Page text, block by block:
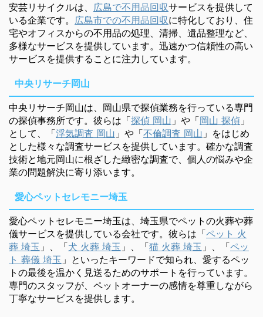
安芸リサイクルは、 広島で不用品回収サービスを提供して
いる企業です。 広島市での不用品回収に特化しており、住
宅やオフィスからの不用品の処理、清掃、遺品整理など、
多様なサービスを提供しています。迅速かつ信頼性の高い
サービスを提供することに注力しています。
中央リサーチ岡山
中央リサーチ岡山は、岡山県で探偵業務を行っている専門
の探偵事務所です。彼らは「探偵 岡山 」や「岡山 探偵 」
として、「浮気調査 岡山 」や「不倫調査 岡山 」をはじめ
とした様々な調査サービスを提供しています。確かな調査
技術と地元岡山に根ざした緻密な調査で、個人の悩みや企
業の問題解決に寄り添います。
愛心ペットセレモニー埼玉
愛心ペットセレモニー埼玉は、埼玉県でペットの火葬や葬
儀サービスを提供している会社です。彼らは「ペット 火
葬 埼玉 」、「犬 火葬 埼玉 」、「猫 火葬 埼玉 」、「ペッ
ト 葬儀 埼玉 」といったキーワードで知られ、愛するペッ
トの最後を温かく見送るためのサポートを行っています。
専門のスタッフが、ペットオーナーの感情を尊重しながら
丁寧なサービスを提供します。